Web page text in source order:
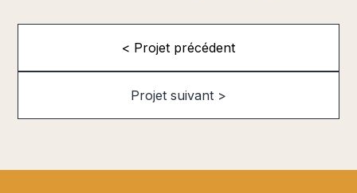
< Projet précédent
Projet suivant >